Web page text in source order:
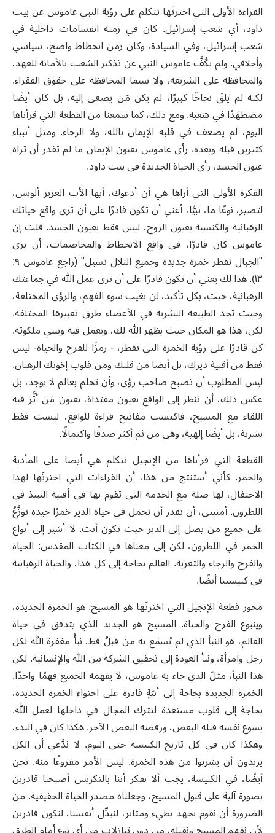
القراءة الأولى التي اخترتَها تتكلم على رؤية النبي عاموس عن بيت
داود، أي شعب إسرائيل. كان في زمنه انقسامات داخلية في
شعب إسرائيل، وفي السيادة، وكان زمن انحطاط واضح، سياسي
وأخلاقي. ولم يكُفَّ عاموس النبي عن تذكير الشعب بالأمانة للعهد،
والمحافظة على الشريعة، ولا سيما المحافظة على حقوق الفقراء.
لكنه لم يَلقَ نجاخًا كبيرًا، لم يكن مَن يصغي إليه، بل كان أيضًا
مضطهَدًا في شعبه. ومع ذلك، كما سمعنا من القطعة التي قرأناها
اليوم، لم يضعف في قلبه الإيمان بالله، ولا الرجاء. ومثل أنبياء
كثيرين قبله وبعده، رأى عاموس بعيون الإيمان ما لم تقدر أن تراه
عيون الجسد، رأى الحياة الجديدة في بيت داود.
الفكرة الأولى التي أراها هي أن أدعوك، أيها الأب العزيز ألويس،
لتصير، نوعًا ما، نبيًّا، أعني أن تكون قادرًا على أن ترى واقع حياتك
الرهبانية والكنسية بعيون الروح، ليس فقط بعيون الجسد. قلت إن
عاموس كان قادرًا، في واقع الانحطاط والمخاصمات، أن يرى
"الجبال تقطر خمرة جديدة وجميع التلال تسيل" (راجع عاموس ٩ :
١٣). هذا لك يعني أن تكون قادرًا على أن ترى عمل الله في جماعتك
الرهبانية، حيث، بكل تأكيد، لن يغيب سوء الفهم، والرؤى المختلفة،
وحيث تجد الطبيعة البشرية في الأعضاء طرق تعبيرها المختلفة.
لكن، هذا هو المكان حيث يظهر الله لك، ويعمل فيه ويبني ملكوته.
كن قادرًا على رؤية الخمرة التي تقطر، - رمزًا للفرح والحياة- ليس
فقط من أقبية ديرك، بل أيضا من قلبك ومن قلوب إخوتك الرهبان.
ليس المطلوب أن تصبح صاحب رؤى، وأن تحلم بعالم لا يوجد، بل
عكس ذلك، أن تنظر إلى الواقع بعيون مفتداة، بعيون مَن أثَّر فيه
اللقاء مع المسيح، فاكتسب مفاتيح قراءة للواقع، ليست فقط
بشرية، بل أيضًا إلهية، وهي من ثم أكثر صدقًا واكتمالًا.
القطعة التي قرأناها من الإنجيل تتكلم هي أيضا على المأدبة
والخمر. كأني أستنتج من هذا، أن القراءات التي اخترتَها لهذا
الاحتفال، لها صلة مع الخدمة التي تقوم بها في أقبية النبيذ في
اللطرون. أمنيتي، أن تقدر أن تحمل في حياة الدير خمرًا جيدة توزَّعُ
على جميع من يصل إلى الدير حيث تكون أنت. لا أشير إلى أنواع
الخمر في اللطرون، لكن إلى معناها في الكتاب المقدس: الحياة
والفرح والرجاء والتعزية. العالم بحاجة إلى كل هذا، والحياة الرهبانية
في كنيستنا أيضًا.
محور قطعة الإنجيل التي اخترتَها هو المسيح. هو الخمرة الجديدة،
وينبوع الفرح والحياة. المسيح هو الجديد الذي يتدفق في حياة
العالم، هو النبأ الذي لم يُسمَع به من قبلُ قط، نبأُ مغفرة الله لكل
رجل وامرأة، ونبأ العودة إلى تحقيق الشركة بين الله والإنسانية. لكن
هذا النبأ، مثلَ الذي جاء به عاموس، لا يفهمه الجميع فهمًا واحدًا.
الخمرة الجديدة بحاجة إلى أنيَةٍ قادرة على احتواء الخمرة الجديدة،
بحاجة إلى قلوب مستعدة لتترك المجال في داخلها لعمل الله.
يسوع نفسه قبله البعض، ورفضه البعض الآخر. هكذا كان في البدء،
وهكذا كان في كل تاريخ الكنيسة حتى اليوم. لا ندَّعي أن الكل
يريدون أن يشربوا من هذه الخمرة. ليس الأمر مفروغًا منه. نحن
أيضًا، في الكنيسة، يجب ألا نفكر أننا بالتكريس أصبحنا قادرين
بصورة آلية على قبول المسيح، وجعلناه مصدر الحياة الحقيقية. من
الضرورة أن نقوم بجهد بطيء ومثابر، لنبدِّل أنفسنا، لنكون قادرين